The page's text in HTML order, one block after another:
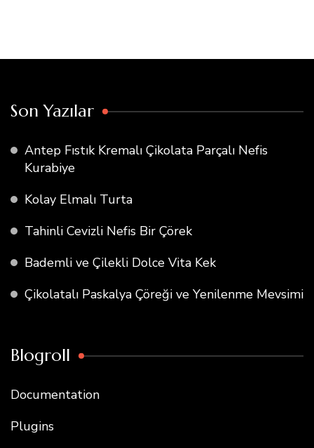
Son Yazılar
Antep Fıstık Kremalı Çikolata Parçalı Nefis
Kurabiye
Kolay Elmalı Turta
Tahinli Cevizli Nefis Bir Çörek
Bademli ve Çilekli Dolce Vita Kek
Çikolatalı Paskalya Çöreği ve Yenilenme Mevsimi
Blogroll
Documentation
Plugins